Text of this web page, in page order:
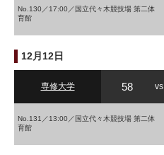
No.130／17:00／国立代々木競技場 第二体
育館
12月12日
専修大学 58 vs
No.131／13:00／国立代々木競技場 第二体
育館